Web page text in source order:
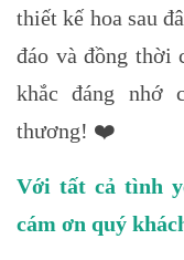
thiết kế hoa sau
đáo và đồng thời
khắc đáng nhớ
thương! ❤️
Với tất cả tình
cám ơn quý